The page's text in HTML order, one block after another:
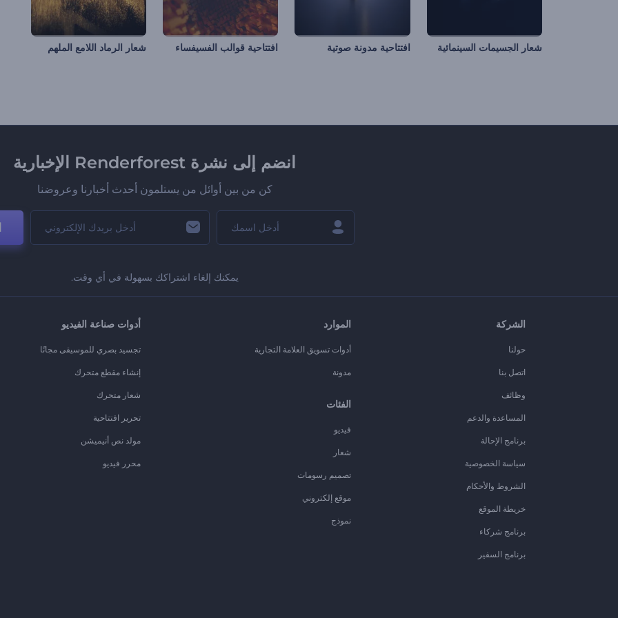
شعار الجسيمات السينمائية افتتاحية مدونة صوتية افتتاحية قوالب الفسيفساء شعار الرماد اللامع الملهم
انضم إلى نشرة Renderforest الإخبارية
كن من بين أوائل من يستلمون أحدث أخبارنا وعروضنا
يمكنك إلغاء اشتراكك بسهولة في أي وقت.
الشركة
حولنا
اتصل بنا
وظائف
المساعدة والدعم
برنامج الإحالة
سياسة الخصوصية
الشروط والأحكام
خريطة الموقع
برنامج شركاء
برنامج السفير
الموارد
أدوات تسويق العلامة التجارية
مدونة
الفئات
فيديو
شعار
تصميم رسومات
موقع إلكتروني
نموذج
أدوات صناعة الفيديو
تجسيد بصري للموسيقى مجانًا
إنشاء مقطع متحرك
شعار متحرك
تحرير افتتاحية
مولد نص أنيميشن
محرر فيديو